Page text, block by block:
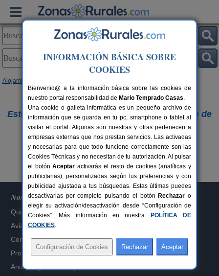
Alojamientos
Lo sentimos,
Este alojamiento ya no figura en nuestra base de
datos.
Buscar otros alojamientos
Nosotros
Quiénes somos
Aviso Legal
Configuración de Cookies
Propietarios alojamientos
Anuncia gratis tu alojamiento
INFORMACIÓN BÁSICA SOBRE
COOKIES
Bienvenid@ a la información básica sobre las cookies de
nuestro portal responsabilidad de Mario Temprado Casas.
Una cookie o galleta informática es un pequeño archivo de
información que se guarda en tu pc, smartphone o tablet al
visitar el portal. Algunas son nuestras y otras pertenecen a
empresas externas que nos prestan servicios. Las activadas
y necesarias para que todo funcione correctamente son las
Cookies Técnicas y no necesitan de tu autorización. Al pulsar
el botónAceptar activarás el resto de cookies (analíticas y
publicitarias), personalizadas según tus preferencias y con
publicidad ajustada a tus búsquedas. Estas últimas puedes
desactivarlas por completo pulsando el botón Rechazar o
elegir su activación/desactivación desde “Configuración de
Cookies”. Más información en nuestra
POLÍTICA DE
COOKIES.